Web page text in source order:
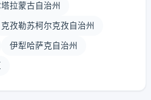
拉蒙古自治州
克孜勒苏柯尔克孜自治州
伊犁哈萨克自治州